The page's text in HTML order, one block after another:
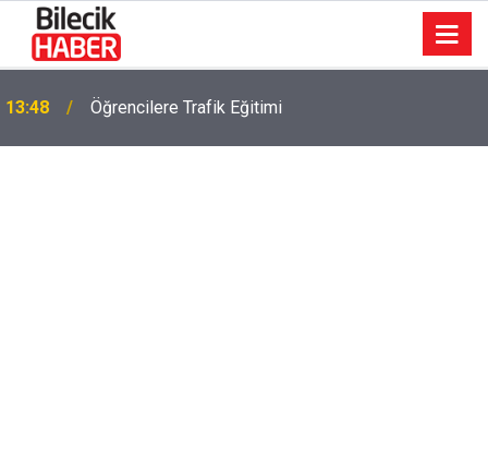
13:48 Öğrencilere Trafik Eğitimi